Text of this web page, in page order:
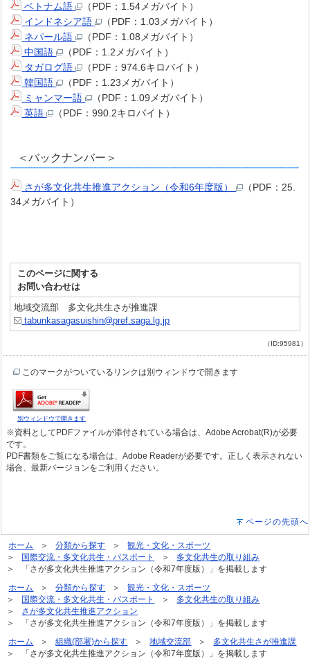
ベトナム語
（PDF：1.54メガバイト）
インドネシア語
（PDF：1.03メガバイト）
ネパール語
（PDF：1.08メガバイト）
中国語
（PDF：1.2メガバイト）
タガログ語
（PDF：974.6キロバイト）
韓国語
（PDF：1.23メガバイト）
ミャンマー語
（PDF：1.09メガバイト）
英語
（PDF：990.2キロバイト）
＜バックナンバー＞
さが多文化共生推進アクション（令和6年度版）
（PDF：25.
34メガバイト）
このページに関する
お問い合わせは
地域交流部 多文化共生さが推進課
tabunkasagasuishin@pref.saga.lg.jp
（ID:95981）
このマークがついているリンクは別ウィンドウで開きます
別ウィンドウで開きます
※資料としてPDFファイルが添付されている場合は、Adobe Acrobat(R)が必要
です。
PDF書類をご覧になる場合は、Adobe Readerが必要です。正しく表示されない
場合、最新バージョンをご利用ください。
ページの先頭へ
ホーム 分類から探す
観光・文化・スポーツ
国際交流・多文化共生・パスポート
多文化共生の取り組み
「さが多文化共生推進アクション（令和7年度版）」を掲載します
ホーム
分類から探す
観光・文化・スポーツ
国際交流・多文化共生・パスポート
多文化共生の取り組み
さが多文化共生推進アクション
「さが多文化共生推進アクション（令和7年度版）」を掲載します
ホーム
組織(部署)から探す 地域交流部
多文化共生さが推進課
「さが多文化共生推進アクション（令和7年度版）」を掲載します